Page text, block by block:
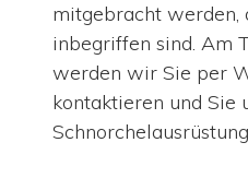
mitgebracht werden,
inbegriffen sind. Am
werden wir Sie per
kontaktieren und Sie